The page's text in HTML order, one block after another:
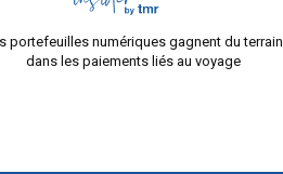
portefeuilles numériques gagnent du terrain
dans les paiements liés au voyage